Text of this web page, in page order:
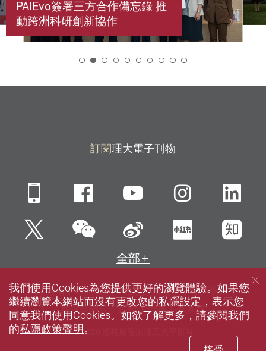
PAIEvo簽署三方合作備忘錄 推
動跨洲科研創新協作
訂閱理大電子刊物
Mobile FacebookYouTube
Twitter微信 新浪微博小紅書知
全部
網站指南 聯絡我們 私隱政策聲明
使用條款
無障礙網頁
招聘 傳媒 圖書館
© 2026 版權屬香港理工大學所有
我們使用Cookies為您提供更好的瀏覽體驗。如果您
繼續瀏覽本網站而沒有更改您的私隱設定，表示您
同意我們使用Cookies。如欲了解更多，請參閱我們
的私隱政策聲明。